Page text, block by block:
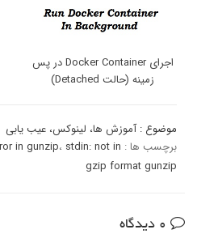
اجرای Docker Container در پس
زمینه (حالت Detached)
موضوع :آموزش ها، لینوکس، عیب یابی
برچسب ها :
in gunzip، stdin: not in
gzip format gunzip